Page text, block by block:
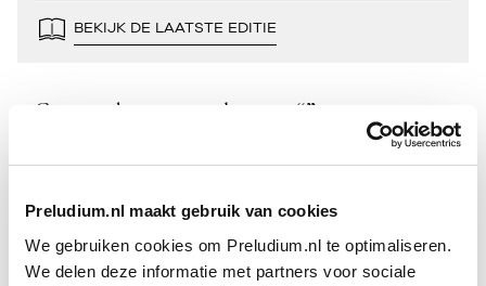
Preludium.nl maakt gebruik van cookies
We gebruiken cookies om Preludium.nl te optimaliseren.
We delen deze informatie met partners voor sociale
BEKIJK DE LAATSTE EDITIE
Geen resultaten gevonden voor “”.